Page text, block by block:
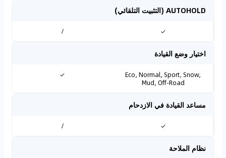
AUTOHOLD (التثبيت التلقائي)
✓
/
اختيار وضع القيادة
Eco, Normal, Sport, Snow,
Mud, Off-Road
✓
مساعد القيادة في الازدحام
✓
/
نظام الملاحة